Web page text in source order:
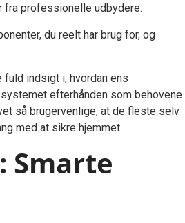
professionelle udbydere.
du reelt har brug for, og
indsigt i, hvordan ens
efterhånden som behovene
så brugervenlige, at de fleste selv
med at sikre hjemmet.
Smarte